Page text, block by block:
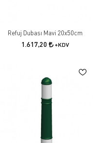
Refuj Dubası Mavi 20x50cm
1.617,20 +KDV